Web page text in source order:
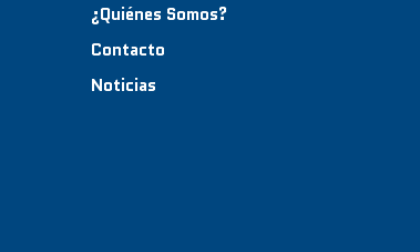
¿Quiénes Somos?
Contacto
Noticias